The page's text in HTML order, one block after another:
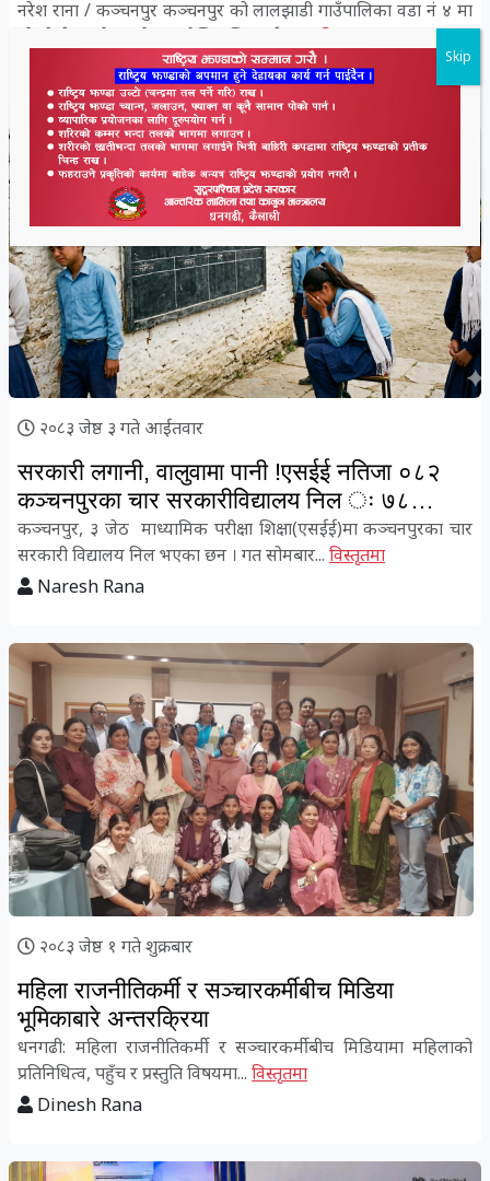
नरेश राना / कञ्चनपुर कञ्चनपुर को लालझाडी गाउँपालिका वडा नं ४ मा
रहेको ईटाहा मेला हुने स्थानदेखि दक्षिणतर्फ घर... विस्तृतमा
Naresh Rana
२०८३ जेष्ठ ३ गते आईतवार
सरकारी लगानी, वालुवामा पानी !एसईई नतिजा ०८२
कञ्चनपुरका चार सरकारीविद्यालय निल ः ७८
विद्यार्थीको भविष्य चौपट
कञ्चनपुर, ३ जेठ माध्यामिक परीक्षा शिक्षा(एसईई)मा कञ्चनपुरका चार
सरकारी विद्यालय निल भएका छन । गत सोमबार... विस्तृतमा
Naresh Rana
२०८३ जेष्ठ १ गते शुक्रबार
महिला राजनीतिकर्मी र सञ्चारकर्मीबीच मिडिया
भूमिकाबारे अन्तरक्रिया
धनगढी: महिला राजनीतिकर्मी र सञ्चारकर्मीबीच मिडियामा महिलाको
प्रतिनिधित्व, पहुँच र प्रस्तुति विषयमा... विस्तृतमा
Dinesh Rana
Skip